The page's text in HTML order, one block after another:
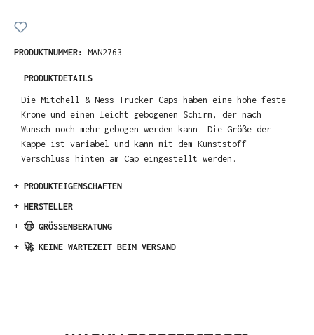
PRODUKTNUMMER: MAN2763
- PRODUKTDETAILS
Die Mitchell & Ness Trucker Caps haben eine hohe feste
Krone und einen leicht gebogenen Schirm, der nach
Wunsch noch mehr gebogen werden kann. Die Größe der
Kappe ist variabel und kann mit dem Kunststoff
Verschluss hinten am Cap eingestellt werden.
+ PRODUKTEIGENSCHAFTEN
+ HERSTELLER
+ 🤠 GRÖSSENBERATUNG
+ 🚀 KEINE WARTEZEIT BEIM VERSAND